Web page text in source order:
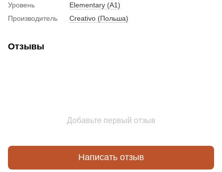
Уровень
Elementary (A1)
Производитель
Creativo (Польша)
Отзывы
Добавьте первый отзыв
Написать отзыв